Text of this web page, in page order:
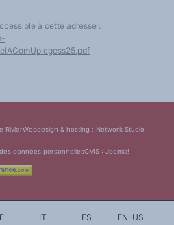
IT ES EN-US
à cette adresse :
RivierWebdesign & hosting : Network Studio
données personnellesCMS : Joomla!